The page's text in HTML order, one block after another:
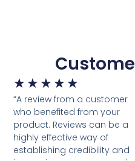
★ ★ ★ ★ ★
“A review from a customer
who benefited from your
product. Reviews can be a
highly effective way of
establishing credibility and